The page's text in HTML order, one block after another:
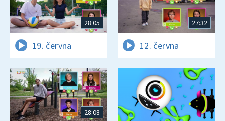
28:05
19. června
27:32
12. června
28:08